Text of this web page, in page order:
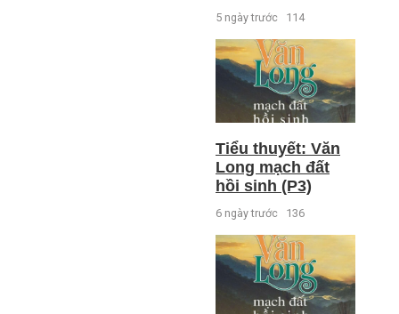
5 ngày trước 114
Tiểu thuyết: Văn
Long mạch đất
hồi sinh (P3)
6 ngày trước 136